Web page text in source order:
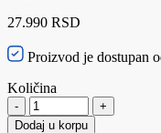
27.990 RSD
Proizvod je dostupan
Količina
-
+
Dodaj u korpu